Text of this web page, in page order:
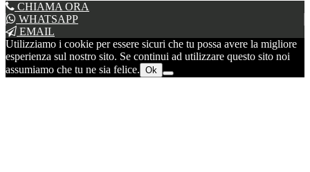
CHIAMA ORA
WHATSAPP
EMAIL
Utilizziamo i cookie per essere sicuri che tu possa avere la migliore
esperienza sul nostro sito. Se continui ad utilizzare questo sito noi
assumiamo che tu ne sia felice. Ok